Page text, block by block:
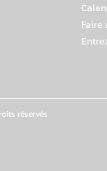
Faire
réservés